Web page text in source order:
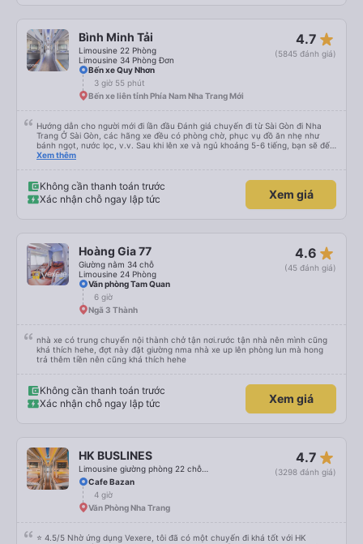
Bình Minh Tải
Limousine 22 Phòng
Limousine 34 Phòng Đơn
4.7 star_rate
(5845 đánh giá)
Bến xe Quy Nhơn
3 giờ 55 phút
Bến xe liên tỉnh Phía Nam Nha Trang Mới
Hướng dẫn cho người mới đi lần đầu Đánh giá chuyến đi từ Sài Gòn đi Nha
Trang Ở Sài Gòn, các hãng xe đều có phòng chờ, phục vụ đồ ăn nhẹ như
bánh ngọt, nước lọc, v.v. Sau khi lên xe và ngủ khoảng 5-6 tiếng, bạn sẽ đến
Nha Trang. Ở Nha Trang, các hãng xe có dịch vụ đưa đón miễn phí, tuy
(nên dùng Google Translate và đưa cho họ đọc) để được hỗ trợ tìm xe đưa
đón. Bạn không nên tin những người mặc áo Grab mời bạn đi xe bên ngoài.
Nói về chất lượng xe thì tuyệt vời, xe được làm theo kiểu cabin với thiết kế
Google Dịch để giao tiếp với họ. Hy vọng bài đánh giá này sẽ giúp ích cho
bạn khi đi
Xem thêm
Không cần thanh toán trước
Xác nhận chỗ ngay lập tức
Xem giá
Hoàng Gia 77
Giường nằm 34 chỗ
Limousine 24 Phòng
4.6 star_rate
(45 đánh giá)
Văn phòng Tam Quan
6 giờ
Ngã 3 Thành
nhà xe có trung chuyển nội thành chở tận nơi.rước tận nhà nên mình cũng
khá thích hehe, đợt này đặt giường nma nhà xe up lên phòng lun mà hong
trả thêm tiền nên cũng khá thích hehe
Không cần thanh toán trước
Xác nhận chỗ ngay lập tức
Xem giá
HK BUSLINES 4.7 star_rate
(3298 đánh giá)
Cafe Bazan
4 giờ
Văn Phòng Nha Trang
⭐ 4.5/5 Nhờ ứng dụng Vexere, tôi đã có một chuyến đi khá tốt với HK